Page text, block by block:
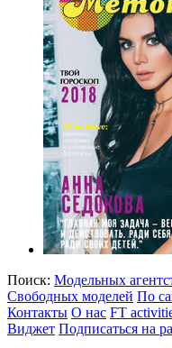
Поиск: Модельных
Свободных моделей По
Контакты О нас FT
Виджет Подписаться на